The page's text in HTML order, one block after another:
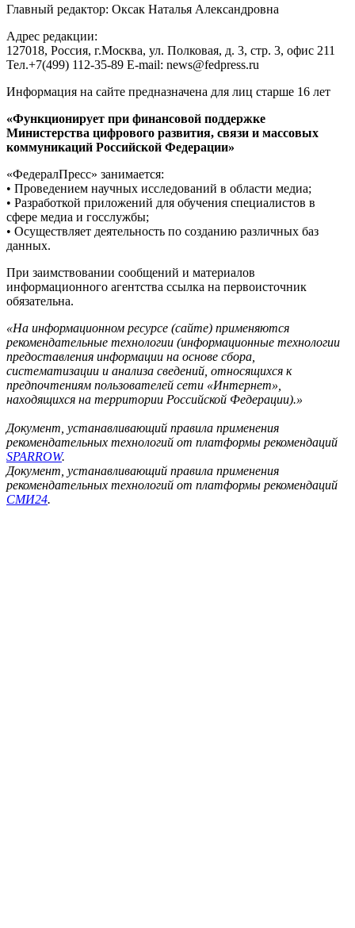
Главный редактор: Оксак Наталья Александровна
Адрес редакции:
127018, Россия, г.Москва, ул. Полковая, д. 3, стр. 3, офис 211
Тел.+7(499) 112-35-89 E-mail: news@fedpress.ru
Информация на сайте предназначена для лиц старше 16 лет
«Функционирует при финансовой поддержке
Министерства цифрового развития, связи и массовых
коммуникаций Российской Федерации»
«ФедералПресс» занимается:
• Проведением научных исследований в области медиа;
• Разработкой приложений для обучения специалистов в
сфере медиа и госслужбы;
• Осуществляет деятельность по созданию различных баз
данных.
При заимствовании сообщений и материалов
информационного агентства ссылка на первоисточник
обязательна.
«На информационном ресурсе (сайте) применяются
рекомендательные технологии (информационные технологии
предоставления информации на основе сбора,
систематизации и анализа сведений, относящихся к
предпочтениям пользователей сети «Интернет»,
находящихся на территории Российской Федерации).»
Документ, устанавливающий правила применения
рекомендательных технологий от платформы рекомендаций
SPARROW.
Документ, устанавливающий правила применения
рекомендательных технологий от платформы рекомендаций
СМИ24.